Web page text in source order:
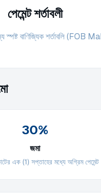
পেমেন্ট শর্তাবলী
স্পষ্ট বাণিজ্যিক শর্তাবলি (FOB
30%
জমা
এক (1) সপ্তাহের মধ্যে অগ্রিম পেমেন্ট